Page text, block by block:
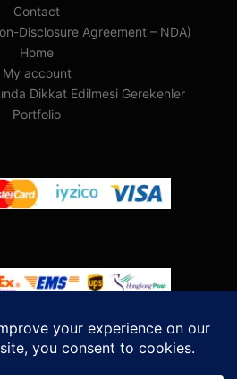
Contact
Disclosure Agreement – NDA)
Home
My account
Dikkat Edilmesi Gerekenler
Portfolio